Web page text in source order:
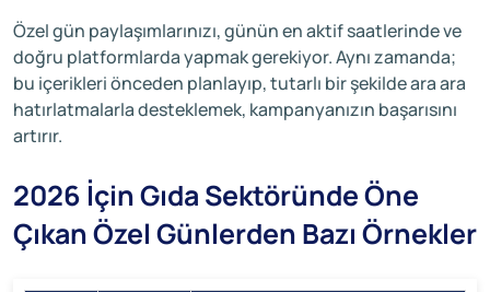
Özel gün paylaşımlarınızı, günün en aktif saatlerinde ve
doğru platformlarda yapmak gerekiyor. Aynı zamanda;
bu içerikleri önceden planlayıp, tutarlı bir şekilde ara ara
hatırlatmalarla desteklemek, kampanyanızın başarısını
artırır.
2026 İçin Gıda Sektöründe Öne
Çıkan Özel Günlerden Bazı Örnekler